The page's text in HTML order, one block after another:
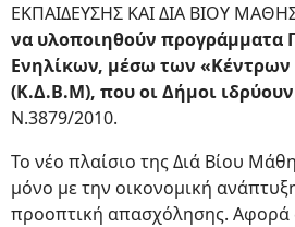
ΕΚΠΑΙΔΕΥΣΗΣ ΚΑΙ ΔΙΑ ΒΙΟΥ
να υλοποιηθούν προγράμματα
Ενηλίκων, μέσω των «Κέντρων
(Κ.Δ.Β.Μ), που οι Δήμοι ιδρύουν
Ν.3879/2010.
Το νέο πλαίσιο της Διά Βίου
μόνο με την οικονομική
προοπτική απασχόλησης. Αφορά